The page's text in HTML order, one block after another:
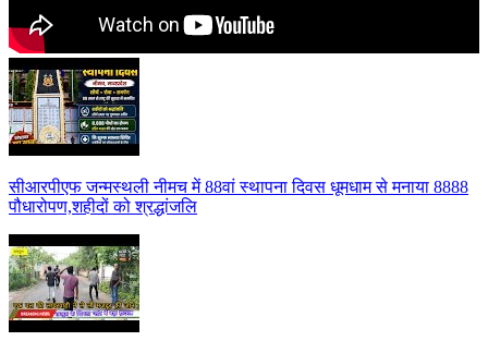
सीआरपीएफ जन्मस्थली नीमच में 88वां स्थापना दिवस धूमधाम से मनाया 8888
पौधारोपण,शहीदों को श्रद्धांजलि